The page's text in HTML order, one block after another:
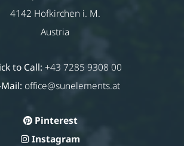
4142 Hofkirchen i. M.
Austria
to Call: +43 7285 9308 00
Mail: office@sunelements.at
Pinterest
Instagram